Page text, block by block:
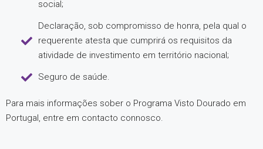
social;
Declaração, sob compromisso de honra, pela qual o
requerente atesta que cumprirá os requisitos da
atividade de investimento em território nacional;
Seguro de saúde.
Para mais informações sober o Programa Visto Dourado em
Portugal, entre em contacto connosco.